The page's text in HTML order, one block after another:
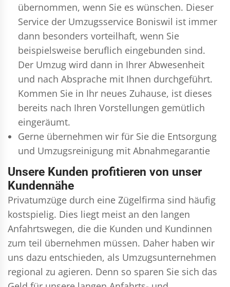
übernommen, wenn Sie es wünschen. Dieser
Service der Umzugsservice Boniswil ist immer
dann besonders vorteilhaft, wenn Sie
beispielsweise beruflich eingebunden sind.
Der Umzug wird dann in Ihrer Abwesenheit
und nach Absprache mit Ihnen durchgeführt.
Kommen Sie in Ihr neues Zuhause, ist dieses
bereits nach Ihren Vorstellungen gemütlich
eingeräumt.
Gerne übernehmen wir für Sie die Entsorgung
und Umzugsreinigung mit Abnahmegarantie
Unsere Kunden profitieren von unser
Kundennähe
Privatumzüge durch eine Zügelfirma sind häufig
kostspielig. Dies liegt meist an den langen
Anfahrtswegen, die die Kunden und Kundinnen
zum teil übernehmen müssen. Daher haben wir
uns dazu entschieden, als Umzugsunternehmen
regional zu agieren. Denn so sparen Sie sich das